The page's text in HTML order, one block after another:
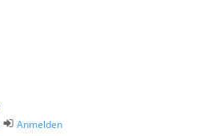
Anmelden